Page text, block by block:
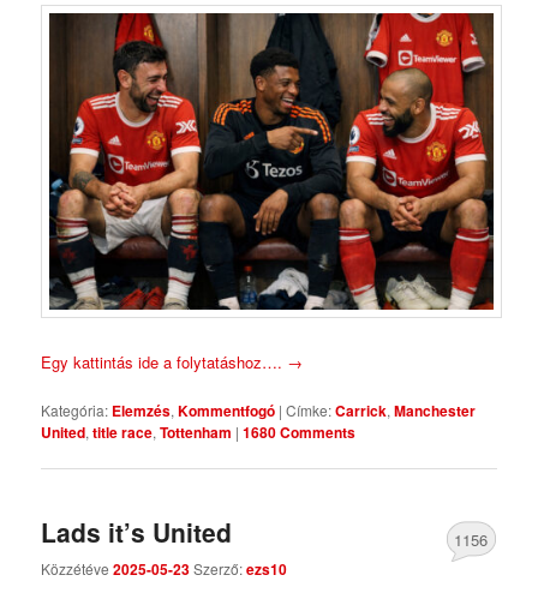
Egy kattintás ide a folytatáshoz…. →
Kategória: Elemzés,Kommentfogó |Címke:Carrick,Manchester
United,title race,Tottenham |1680 Comments
Lads it’s United
Közzétéve2025-05-23Szerző:ezs10
1156